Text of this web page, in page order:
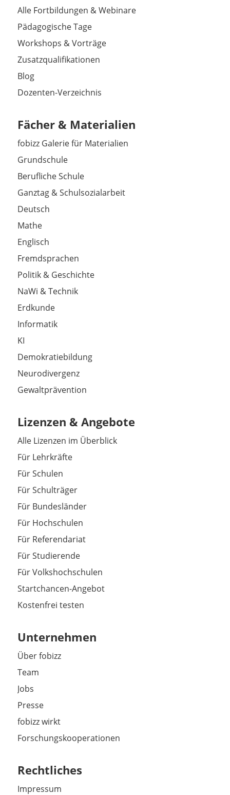
Alle Fortbildungen & Webinare
Pädagogische Tage
Workshops & Vorträge
Zusatzqualifikationen
Blog
Dozenten-Verzeichnis
Fächer & Materialien
fobizz Galerie für Materialien
Grundschule
Berufliche Schule
Ganztag & Schulsozialarbeit
Deutsch
Mathe
Englisch
Fremdsprachen
Politik & Geschichte
NaWi & Technik
Erdkunde
Informatik
KI
Demokratiebildung
Neurodivergenz
Gewaltprävention
Lizenzen & Angebote
Alle Lizenzen im Überblick
Für Lehrkräfte
Für Schulen
Für Schulträger
Für Bundesländer
Für Hochschulen
Für Referendariat
Für Studierende
Für Volkshochschulen
Startchancen-Angebot
Kostenfrei testen
Unternehmen
Über fobizz
Team
Jobs
Presse
fobizz wirkt
Forschungskooperationen
Rechtliches
Impressum